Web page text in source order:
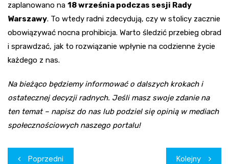
zaplanowano na 18 września podczas sesji Rady
Warszawy. To wtedy radni zdecydują, czy w stolicy zacznie
obowiązywać nocna prohibicja. Warto śledzić przebieg obrad
i sprawdzać, jak to rozwiązanie wpłynie na codzienne życie
każdego z nas.
Na bieżąco będziemy informować o dalszych krokach i
ostatecznej decyzji radnych. Jeśli masz swoje zdanie na
ten temat – napisz do nas lub podziel się opinią w mediach
społecznościowych naszego portalu!
Nawigacja
Poprzedni Kolejny